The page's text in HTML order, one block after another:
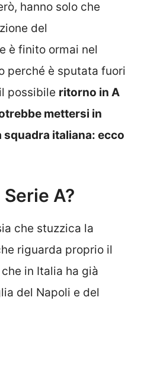
hanno solo che
del
è finito ormai nel
perché è sputata fuori
possibile ritorno in A
mettersi in
italiana: ecco
A?
che stuzzica la
riguarda proprio il
in Italia ha già
del Napoli e del